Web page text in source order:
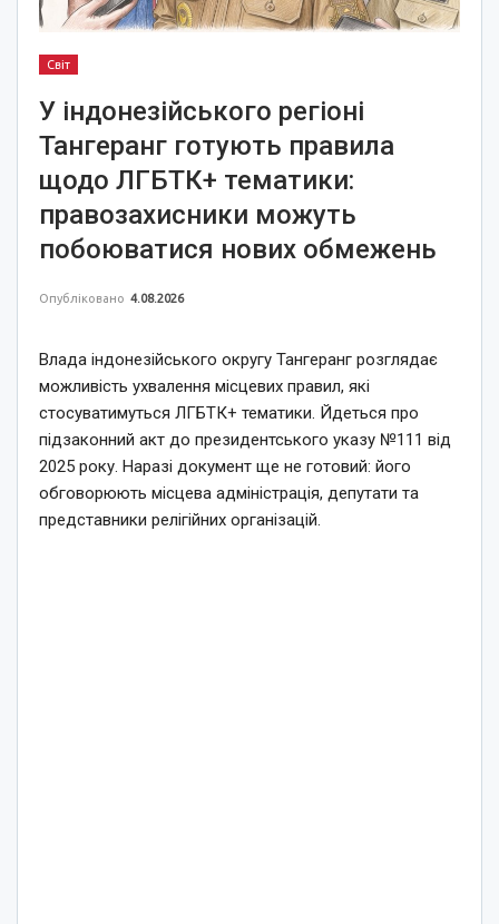
Світ
У індонезійського регіоні
Тангеранг готують правила
щодо ЛГБТК+ тематики:
правозахисники можуть
побоюватися нових обмежень
Опубліковано 4.08.2026
Влада індонезійського округу Тангеранг розглядає
можливість ухвалення місцевих правил, які
стосуватимуться ЛГБТК+ тематики. Йдеться про
підзаконний акт до президентського указу №111 від
2025 року. Наразі документ ще не готовий: його
обговорюють місцева адміністрація, депутати та
представники релігійних організацій.